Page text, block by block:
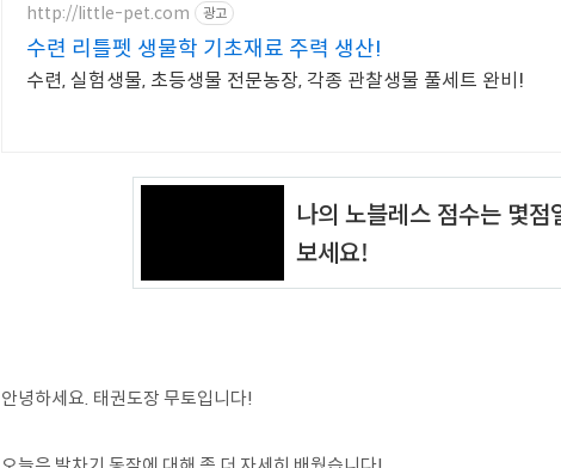
http://little-pet.com 광고
수련 리틀펫 생물학 기초재료 주력 생산!
수련, 실험생물, 초등생물 전문농장, 각종 관찰생물 풀세트 완비!
안녕하세요. 태권도장 무토입니다!